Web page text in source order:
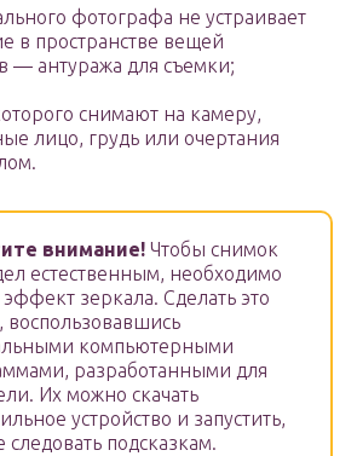
фотографа не устраивает
в пространстве вещей
— антуража для съемки;
снимают на камеру,
лицо, грудь или очертания
внимание! Чтобы снимок
естественным, необходимо
эффект зеркала. Сделать это
воспользовавшись
компьютерными
разработанными для
Их можно скачать
устройство и запустить,
следовать подсказкам.